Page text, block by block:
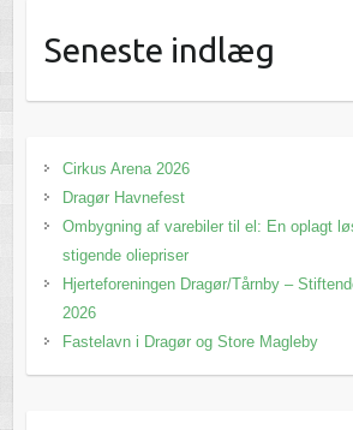
Seneste indlæg
Cirkus Arena 2026
Dragør Havnefest
Ombygning af varebiler til el: En oplagt
stigende oliepriser
Hjerteforeningen Dragør/Tårnby –
2026
Fastelavn i Dragør og Store Magleby